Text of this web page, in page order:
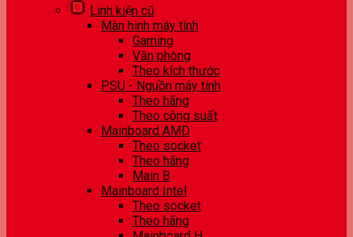
Linh kiện cũ
Màn hình máy tính
Gaming
Văn phòng
Theo kích thước
PSU - Nguồn máy tính
Theo hãng
Theo công suất
Mainboard AMD
Theo socket
Theo hãng
Main B
Mainboard Intel
Theo socket
Theo hãng